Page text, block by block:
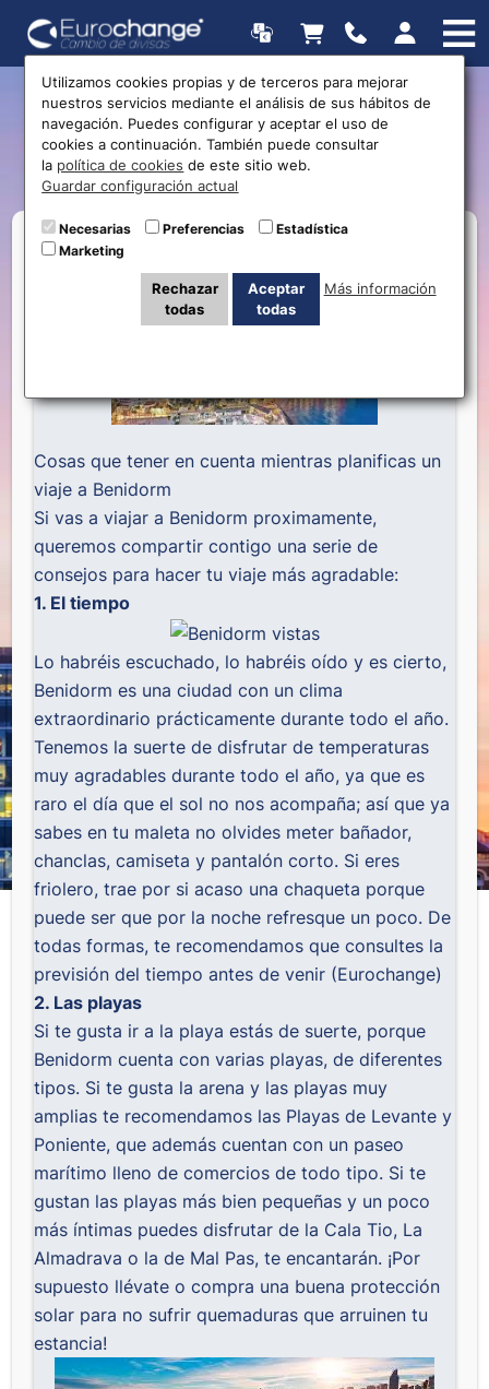
5 consejos para viajar a
Benidorm
Cosas que tener en cuenta mientras planificas un
viaje a Benidorm
Si vas a viajar a Benidorm proximamente,
queremos compartir contigo una serie de
consejos para hacer tu viaje más agradable:
1. El tiempo
Lo habréis escuchado, lo habréis oído y es cierto,
Benidorm es una ciudad con un clima
extraordinario prácticamente durante todo el año.
Tenemos la suerte de disfrutar de temperaturas
muy agradables durante todo el año, ya que es
raro el día que el sol no nos acompaña; así que ya
sabes en tu maleta no olvides meter bañador,
chanclas, camiseta y pantalón corto. Si eres
friolero, trae por si acaso una chaqueta porque
puede ser que por la noche refresque un poco. De
todas formas, te recomendamos que consultes la
previsión del tiempo antes de venir (Eurochange)
2. Las playas
Si te gusta ir a la playa estás de suerte, porque
Benidorm cuenta con varias playas, de diferentes
tipos. Si te gusta la arena y las playas muy
amplias te recomendamos las Playas de Levante y
Poniente, que además cuentan con un paseo
marítimo lleno de comercios de todo tipo. Si te
gustan las playas más bien pequeñas y un poco
más íntimas puedes disfrutar de la Cala Tio, La
Almadrava o la de Mal Pas, te encantarán. ¡Por
supuesto llévate o compra una buena protección
solar para no sufrir quemaduras que arruinen tu
estancia!
Utilizamos cookies propias y de terceros para mejorar
nuestros servicios mediante el análisis de sus hábitos de
navegación. Puedes configurar y aceptar el uso de
cookies a continuación. También puede consultar
la política de cookies de este sitio web.
Guardar configuración actual
Necesarias Preferencias
Estadística
Marketing
Rechazar
todas
Aceptar
todas
Más información